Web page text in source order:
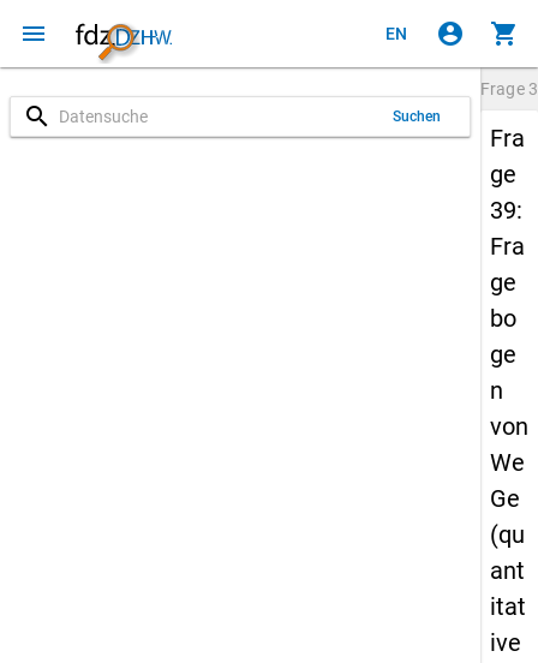
menu EN account_circle shopping_cart
search Suchen
Frage
Fra
ge
39:
Fra
ge
bo
ge
n
von
We
Ge
(qu
ant
itat
ive